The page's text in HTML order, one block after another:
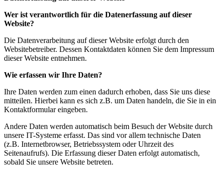
Wer ist verantwortlich für die Datenerfassung auf dieser
Website?
Die Datenverarbeitung auf dieser Website erfolgt durch den
Websitebetreiber. Dessen Kontaktdaten können Sie dem Impressum
dieser Website entnehmen.
Wie erfassen wir Ihre Daten?
Ihre Daten werden zum einen dadurch erhoben, dass Sie uns diese
mitteilen. Hierbei kann es sich z.B. um Daten handeln, die Sie in ein
Kontaktformular eingeben.
Andere Daten werden automatisch beim Besuch der Website durch
unsere IT-Systeme erfasst. Das sind vor allem technische Daten
(z.B. Internetbrowser, Betriebssystem oder Uhrzeit des
Seitenaufrufs). Die Erfassung dieser Daten erfolgt automatisch,
sobald Sie unsere Website betreten.